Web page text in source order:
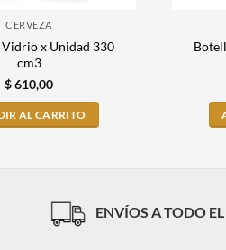
CERVEZA
Vidrio x Unidad 330
cm3
$610,00
AL CARRITO
ENVÍOS A TODO EL